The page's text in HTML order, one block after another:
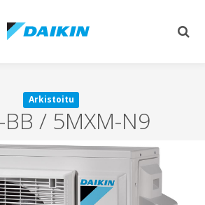
Arkistoitu
BB / 5MXM-N9